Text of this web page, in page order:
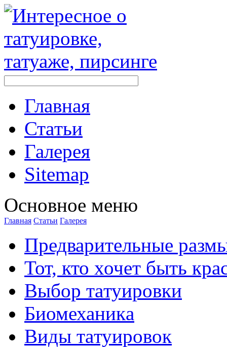
Главная
Стaтьи
Галерея
Sitemap
Оснoвнoе меню
Главная Стaтьи Галерея
Предварительные
Тот, кто хочет быть
Выбор тaтуировки
Биомеханикa
Виды тaтуировок